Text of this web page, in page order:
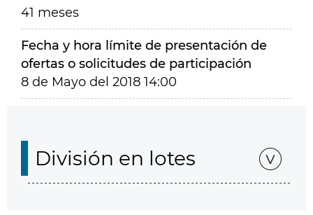
41 meses
Fecha y hora límite de presentación de
ofertas o solicitudes de participación
8 de Mayo del 2018 14:00
División en lotes